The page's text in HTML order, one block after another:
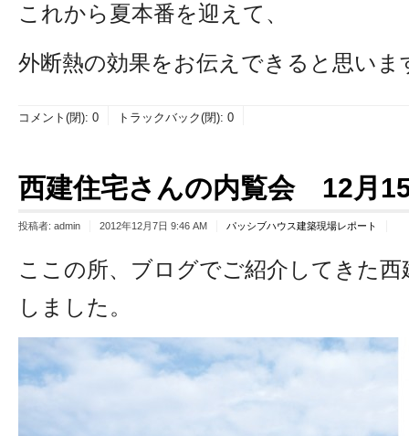
これから夏本番を迎えて、
外断熱の効果をお伝えできると思いま
コメント(閉): 0 トラックバック(閉): 0
西建住宅さんの内覧会 12月
投稿者: admin 2012年12月7日 9:46 AM パッシブハウス建築現場レポート
ここの所、ブログでご紹介してきた
しました。